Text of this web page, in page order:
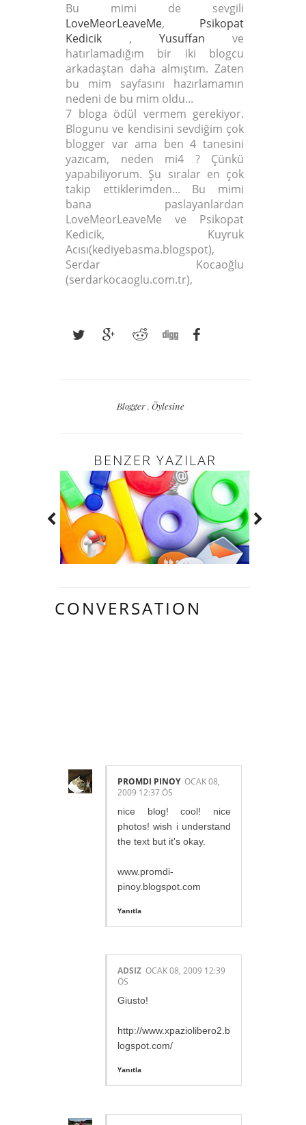
Bu mimi de sevgili
LoveMeorLeaveMe, Psikopat
Kedicik , Yusuffan ve
hatırlamadığım bir iki blogcu
arkadaştan daha almıştım. Zaten
bu mim sayfasını hazırlamamın
nedeni de bu mim oldu...
7 bloga ödül vermem gerekiyor.
Blogunu ve kendisini sevdiğim çok
blogger var ama ben 4 tanesini
yazıcam, neden mi4 ? Çünkü
yapabiliyorum. Şu sıralar en çok
takip ettiklerimden... Bu mimi
bana paslayanlardan
LoveMeorLeaveMe ve Psikopat
Kedicik, Kuyruk
Acısı(kediyebasma.blogspot),
Serdar Kocaoğlu
(serdarkocaoglu.com.tr),
Blogger, Öylesine
BENZER YAZILAR
CONVERSATION
PROMDI PINOY OCAK 08,
2009 12:37 ÖS
nice blog! cool! nice
photos! wish i understand
the text but it's okay.
www.promdi-
pinoy.blogspot.com
Yanıtla
ADSIZ OCAK 08, 2009 12:39
ÖS
Giusto!
http://www.xpaziolibero2.b
logspot.com/
Yanıtla